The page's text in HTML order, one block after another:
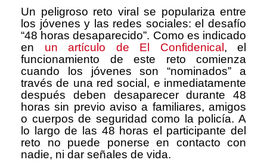
Un peligroso reto viral se populariza entre
los jóvenes y las redes sociales: el desafío
“48 horas desaparecido”. Como es indicado
en un artículo de El Confidenical , el
funcionamiento de este reto comienza
cuando los jóvenes son “nominados” a
través de una red social, e inmediatamente
después deben desaparecer durante 48
horas sin previo aviso a familiares, amigos
o cuerpos de seguridad como la policía. A
lo largo de las 48 horas el participante del
reto no puede ponerse en contacto con
nadie, ni dar señales de vida.